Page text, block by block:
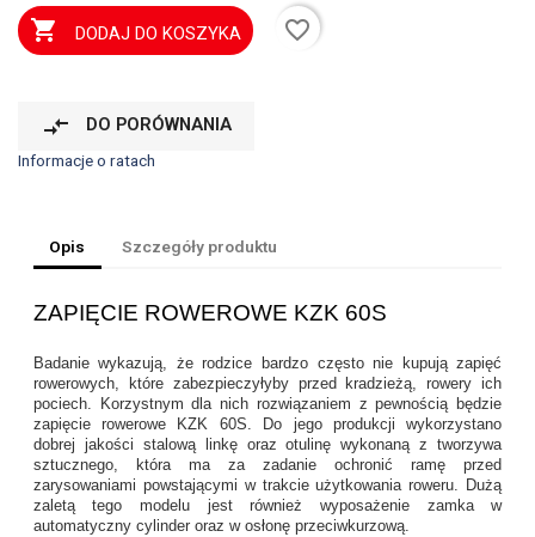
 DODAJ DO KOSZYKA favorite_border
compare_arrows DO PORÓWNANIA
Informacje o ratach
Opis Szczegóły produktu
ZAPIĘCIE ROWEROWE KZK 60S
Badanie wykazują, że rodzice bardzo często nie kupują zapięć
rowerowych, które zabezpieczyłyby przed kradzieżą, rowery ich
pociech. Korzystnym dla nich rozwiązaniem z pewnością będzie
zapięcie rowerowe KZK 60S. Do jego produkcji wykorzystano
dobrej jakości stalową linkę oraz otulinę wykonaną z tworzywa
sztucznego, która ma za zadanie ochronić ramę przed
zarysowaniami powstającymi w trakcie użytkowania roweru. Dużą
zaletą tego modelu jest również wyposażenie zamka w
automatyczny cylinder oraz w osłonę przeciwkurzową.